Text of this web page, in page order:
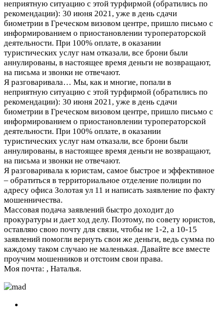
неприятную ситуацию с этой турфирмой (обратились по
рекомендации): 30 июня 2021, уже в день сдачи
биометрии в Греческом визовом центре, пришло письмо с
информированием о приостановлении туроператорской
деятельности. При 100% оплате, в оказании
туристических услуг нам отказали, все брони были
аннулированы, в настоящее время деньги не возвращают,
на письма и звонки не отвечают.
Я разговаривала… Мы, как и многие, попали в
неприятную ситуацию с этой турфирмой (обратились по
рекомендации): 30 июня 2021, уже в день сдачи
биометрии в Греческом визовом центре, пришло письмо с
информированием о приостановлении туроператорской
деятельности. При 100% оплате, в оказании
туристических услуг нам отказали, все брони были
аннулированы, в настоящее время деньги не возвращают,
на письма и звонки не отвечают.
Я разговаривала к юристам, самое быстрое и эффективное
– обратиться в территориальное отделение полиции по
адресу офиса Золотая ул 11 и написать заявление по факту
мошенничества.
Массовая подача заявлений быстро доходит до
прокуратуры и дает ход делу. Поэтому, по совету юристов,
оставляю свою почту для связи, чтобы не 1-2, а 10-15
заявлений помогли вернуть свои же деньги, ведь сумма по
каждому таком случаю не маленькая. Давайте все вместе
проучим мошенников и отстоим свои права.
Моя почта: , Наталья.